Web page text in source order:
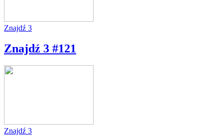
Znajdź 3
Znajdź 3 #121
Znajdź 3